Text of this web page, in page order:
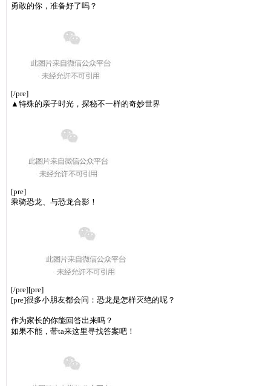
勇敢的你，准备好了吗？
[/pre]
▲特殊的亲子时光，探秘不一样的奇妙世界
[pre]
乘骑恐龙、与恐龙合影！
[/pre][pre]
[pre]很多小朋友都会问：恐龙是怎样灭绝的呢？
作为家长的你能回答出来吗？
如果不能，带ta来这里寻找答案吧！